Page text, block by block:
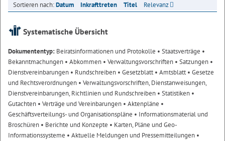
Sortieren nach:Datum Inkrafttreten Titel Relevanz
Systematische Übersicht
Dokumententyp: Beiratsinformationen und Protokolle • Staatsverträge •
Bekanntmachungen • Abkommen • Verwaltungsvorschriften • Satzungen •
Dienstvereinbarungen • Rundschreiben • Gesetzblatt• Amtsblatt• Gesetze
und Rechtsverordnungen • Verwaltungsvorschriften, Dienstanweisungen,
Dienstvereinbarungen, Richtlinien und Rundschreiben • Statistiken •
Gutachten • Verträge und Vereinbarungen • Aktenpläne •
Geschäftsverteilungs- und Organisationspläne • Informationsmaterial und
Broschüren • Berichte und Konzepte • Karten, Pläne und Geo-
Informationssysteme • Aktuelle Meldungen und Pressemitteilungen •